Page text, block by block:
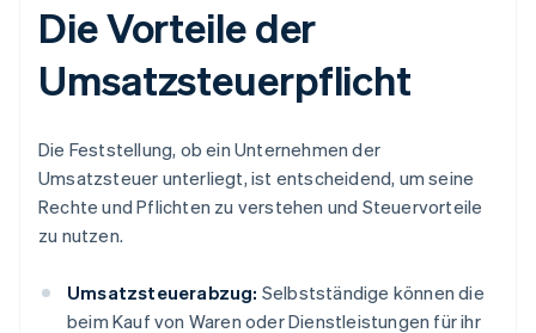
Die Vorteile der
Umsatzsteuerpflicht
Die Feststellung, ob ein Unternehmen der
Umsatzsteuer unterliegt, ist entscheidend, um seine
Rechte und Pflichten zu verstehen und Steuervorteile
zu nutzen.
Umsatzsteuerabzug: Selbstständige können die
beim Kauf von Waren oder Dienstleistungen für ihr